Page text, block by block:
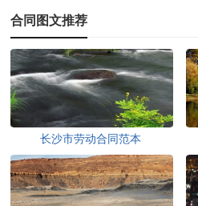
合同图文推荐
长沙市劳动合同范本